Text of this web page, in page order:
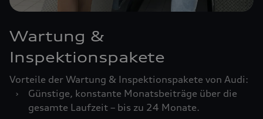
Wartung &
Inspektionspakete
Vorteile der Wartung & Inspektionspakete von Audi:
›
Günstige, konstante Monatsbeiträge über die
gesamte Laufzeit – bis zu 24 Monate.